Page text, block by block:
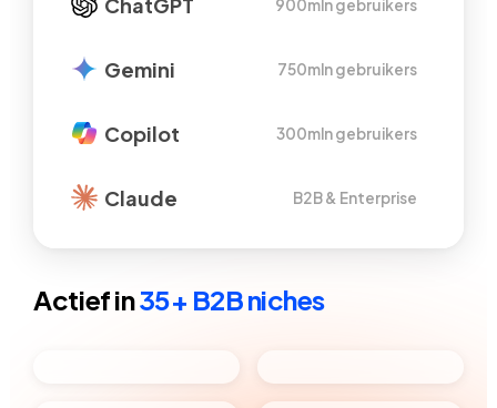
900mln gebruikers
Gemini 750mln gebruikers
Copilot 300mln gebruikers
Claude B2B & Enterprise
Actief in35+ B2B niches